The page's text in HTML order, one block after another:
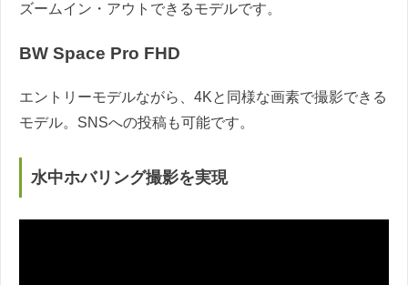
ズームイン・アウトできるモデルです。
BW Space Pro FHD
エントリーモデルながら、4Kと同様な画素で撮影できる
モデル。SNSへの投稿も可能です。
水中ホバリング撮影を実現